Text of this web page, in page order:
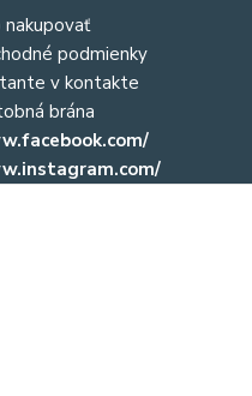
nakupovať
podmienky
v kontakte
brána